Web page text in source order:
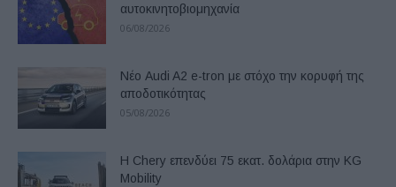
αυτοκινητοβιομηχανία
06/08/2026
Νέο Audi A2 e-tron με στόχο την κορυφή της
αποδοτικότητας
05/08/2026
Η Chery επενδύει 75 εκατ. δολάρια στην KG
Mobility